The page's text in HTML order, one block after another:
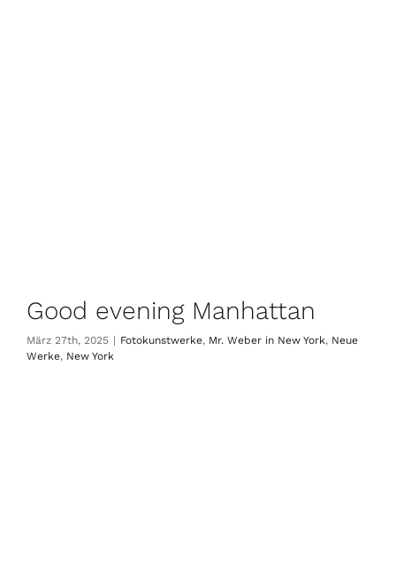
Good evening Manhattan
März 27th, 2025 | Fotokunstwerke, Mr. Weber in New York, Neue
Werke, New York